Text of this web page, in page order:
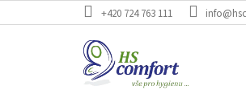
na
+420 724 763 111